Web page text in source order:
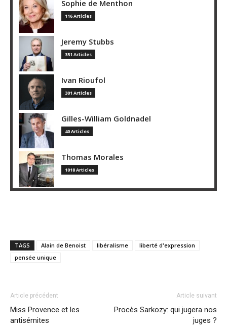
Sophie de Menthon
116 Articles
Jeremy Stubbs
351 Articles
Ivan Rioufol
301 Articles
Gilles-William Goldnadel
40 Articles
Thomas Morales
1018 Articles
TAGS Alain de Benoist libéralisme
liberté d'expression
pensée unique
Article précédent
Miss Provence et les
antisémites
Article suivant
Procès Sarkozy: qui jugera nos
juges ?